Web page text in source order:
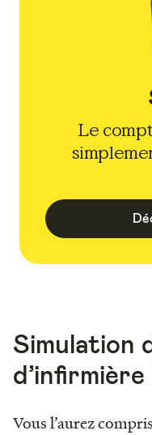
Le
Simulation
Vous l’aurez